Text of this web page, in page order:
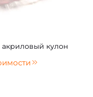
кулон